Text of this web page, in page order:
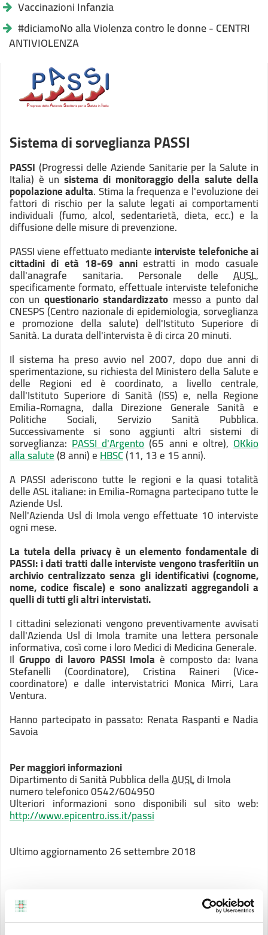
Vaccinazioni Infanzia
#diciamoNo alla Violenza contro le donne - CENTRI
ANTIVIOLENZA
Sistema di sorveglianza PASSI
PASSI (Progressi delle Aziende Sanitarie per la Salute in
Italia) è unsistema di monitoraggio della salute della
popolazione adulta. Stima la frequenza e l'evoluzione dei
fattori di rischio per la salute legati ai comportamenti
individuali (fumo, alcol, sedentarietà, dieta, ecc.) e la
diffusione delle misure di prevenzione.
PASSI viene effettuato medianteinterviste telefoniche ai
cittadini di età 18-69 anniestratti in modo casuale
dall'anagrafe sanitaria. Personale delle AUSL,
specificamente formato, effettuale interviste telefoniche
con un questionario standardizzato messo a punto dal
CNESPS (Centro nazionale di epidemiologia, sorveglianza
e promozione della salute) dell'Istituto Superiore di
Sanità. La durata dell'intervista è di circa 20 minuti.
Il sistema ha preso avvio nel 2007, dopo due anni di
sperimentazione, su richiesta del Ministero della Salute e
delle Regioni ed è coordinato, a livello centrale,
dall'Istituto Superiore di Sanità (ISS) e, nella Regione
Emilia-Romagna, dalla Direzione Generale Sanità e
Politiche Sociali, Servizio Sanità Pubblica.
Successivamente si sono aggiunti altri sistemi di
sorveglianza:PASSI d'Argento(65 anni e oltre),OKkio
alla salute(8 anni) eHBSC(11, 13 e 15 anni).
A PASSI aderiscono tutte le regioni e la quasi totalità
delle ASL italiane: in Emilia-Romagna partecipano tutte le
Aziende Usl.
Nell'Azienda Usl di Imola vengo effettuate 10 interviste
ogni mese.
La tutela della privacy è un elemento fondamentale di
PASSI: i dati tratti dalle interviste vengono trasferitiin un
archivio centralizzato senza gli identificativi (cognome,
nome, codice fiscale) e sono analizzati aggregandoli a
quelli di tutti gli altri intervistati.
I cittadini selezionati vengono preventivamente avvisati
dall'Azienda Usl di Imola tramite una lettera personale
informativa, così come i loro Medici di Medicina Generale.
Il Gruppo di lavoro PASSI Imola è composto da: Ivana
Stefanelli (Coordinatore), Cristina Raineri (Vice-
coordinatore) e dalle intervistatrici Monica Mirri, Lara
Ventura.
Hanno partecipato in passato: Renata Raspanti e Nadia
Savoia
Per maggiori informazioni
Dipartimento di Sanità Pubblica dellaAUSLdi Imola
numero telefonico 0542/604950
Ulteriori informazioni sono disponibili sul sito web:
http://www.epicentro.iss.it/passi
Ultimo aggiornamento 26 settembre 2018
Contenuti